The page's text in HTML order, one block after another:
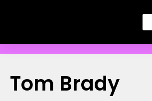
Tom Brady